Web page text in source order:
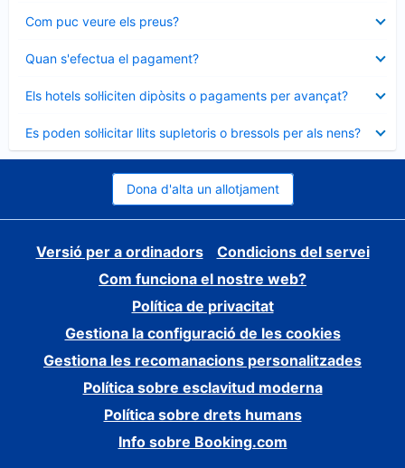
Com puc veure els preus?
tancat
Quan s'efectua el pagament?
tancat
Els hotels sol·liciten dipòsits o pagaments per avançat?
tancat
Es poden sol·licitar llits supletoris o bressols per als nens?
tancat
Dona d'alta un allotjament
Versió per a ordinadors
Condicions del servei
Com funciona el nostre web?
Política de privacitat
Gestiona la configuració de les cookies
Gestiona les recomanacions personalitzades
Política sobre esclavitud moderna
Política sobre drets humans
Info sobre Booking.com